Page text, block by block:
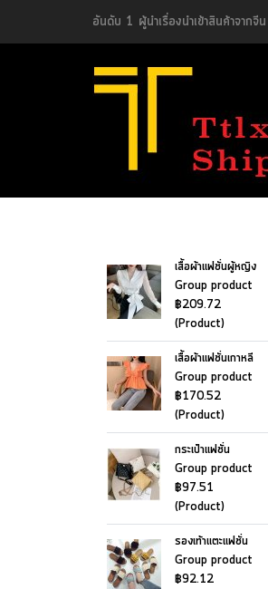
อันดับ 1 ผู้นำเรื่องนำเข้าสินค้าจากจี
เสื้อผ้าแฟชั่นผู้หญิง
Group product
฿209.72
(Product)
เสื้อผ้าแฟชั่นเกาหลี
Group product
฿170.52
(Product)
กระเป๋าแฟชั่น
Group product
฿97.51
(Product)
รองเท้าแตะแฟชั่น
Group product
฿92.12